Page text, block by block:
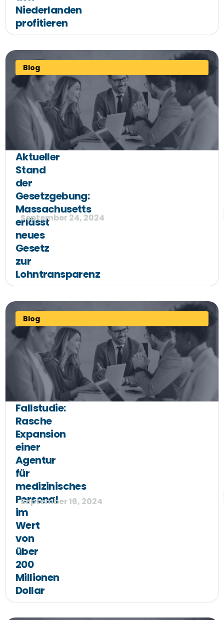
Niederlanden
profitieren
Blog
Aktueller
Stand
der
Gesetzgebung:
Massachusetts
erlässt
neues
Gesetz
zur
Lohntransparenz
September 24, 2024
Blog
Fallstudie:
Rasche
Expansion
einer
Agentur
für
medizinisches
Personal
im
Wert
von
über
200
Millionen
Dollar
September 16, 2024